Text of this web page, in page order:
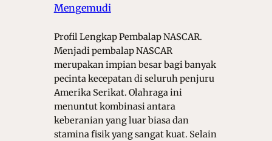
Mengemudi
Profil Lengkap Pembalap NASCAR.
Menjadi pembalap NASCAR
merupakan impian besar bagi banyak
pecinta kecepatan di seluruh penjuru
Amerika Serikat. Olahraga ini
menuntut kombinasi antara
keberanian yang luar biasa dan
stamina fisik yang sangat kuat. Selain